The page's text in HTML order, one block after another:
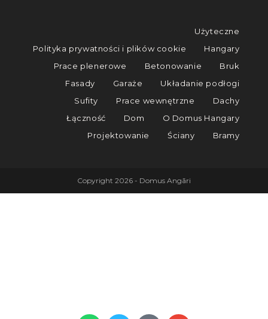
Użyteczne
Polityka prywatności i plików cookie
Hangary
Prace plenerowe
Betonowanie
Bruk
Fasady
Garaże
Układanie podłogi
Sufity
Prace wewnętrzne
Dachy
Łączność
Dom
O Domus Hangary
Projektowanie
Ściany Bramy
Copyright 2026 - Domus Angāri